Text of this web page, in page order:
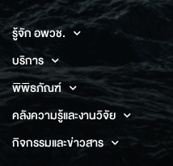
รู้จัก อพวช.
บริการ
พิพิธภัณฑ์
คลังความรู้และงานวิจัย
กิจกรรมและข่าวสาร